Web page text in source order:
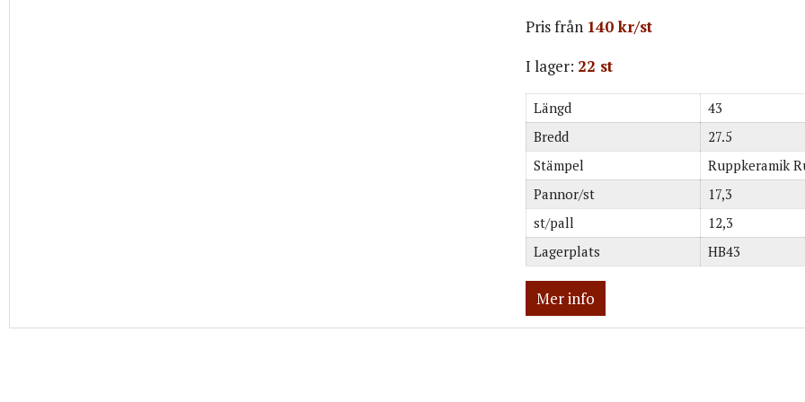
Pris från 140 kr/st
I lager: 22 st
Längd
43
Bredd
27.5
Stämpel
Ruppkeramik
Pannor/st
17,3
st/pall
12,3
Lagerplats
HB43
Mer info